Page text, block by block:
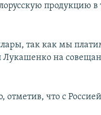
продукцию в
так как мы
Лукашенко на
отметив, что с